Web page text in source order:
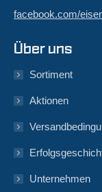
facebook.com/
Über uns
Sortiment
Aktionen
Unternehmen